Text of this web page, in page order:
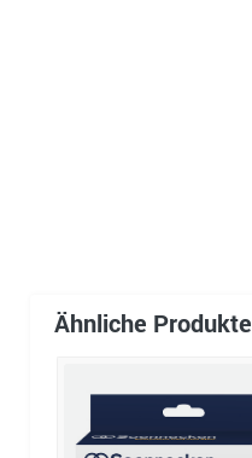
Ähnliche Produkte